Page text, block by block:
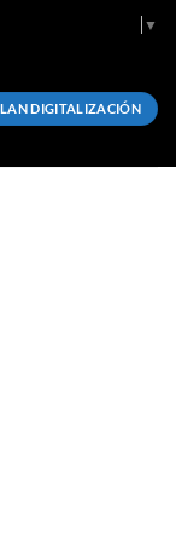
▼
DIGITALIZACIÓN